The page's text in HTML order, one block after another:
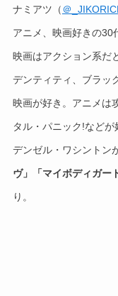
ナミアツ（＠
アニメ、映画好きの30
映画はアクション系だ
デンティティ、ブラッ
映画が好き。アニメは
タル・パニック!などが
デンゼル・ワシントン
ヴ」「マイボディガー
り。